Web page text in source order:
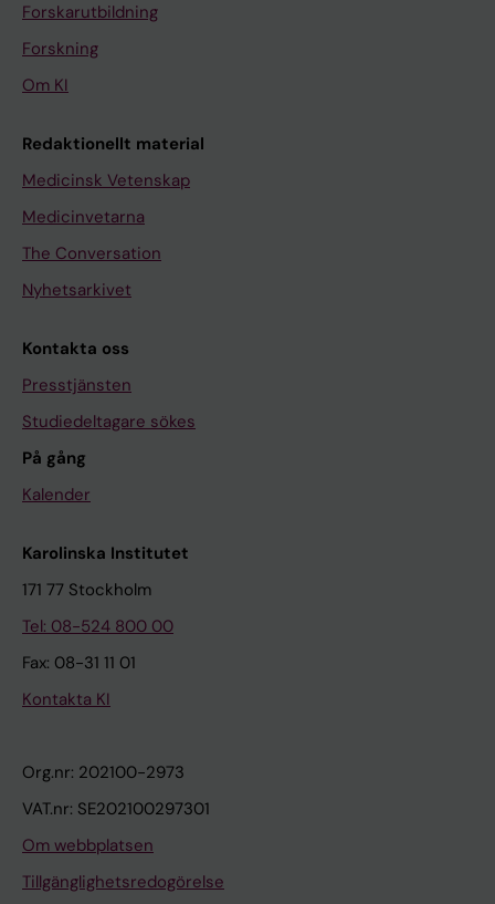
Forskarutbildning
Forskning
Om KI
Redaktionellt material
Medicinsk Vetenskap
Medicinvetarna
The Conversation
Nyhetsarkivet
Kontakta oss
Presstjänsten
Studiedeltagare sökes
På gång
Kalender
Karolinska Institutet
171 77 Stockholm
Tel: 08-524 800 00
Fax: 08-31 11 01
Kontakta KI
Org.nr: 202100-2973
VAT.nr: SE202100297301
Om webbplatsen
Tillgänglighetsredogörelse